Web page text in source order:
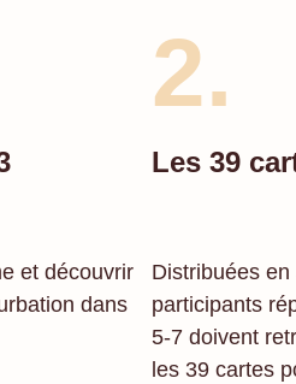
2.
Les 39
et découvrir
dans
Distribuées
participants
5-7 doivent
les 39 cartes